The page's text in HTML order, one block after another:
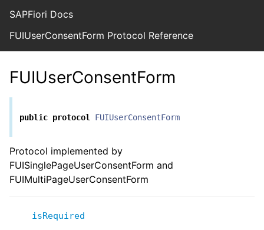
SAPFiori Docs
FUIUserConsentForm Protocol Reference
FUIUserConsentForm
public protocol FUIUserConsentForm
Protocol implemented by
FUISinglePageUserConsentForm and
FUIMultiPageUserConsentForm
isRequired